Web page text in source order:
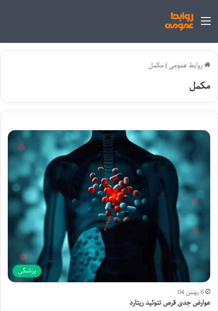
منو
روابط عمومی)مکمل
مکمل
پزشکی
6 بهمن 04
عوارض جدی قرص تنوئید ریتارد